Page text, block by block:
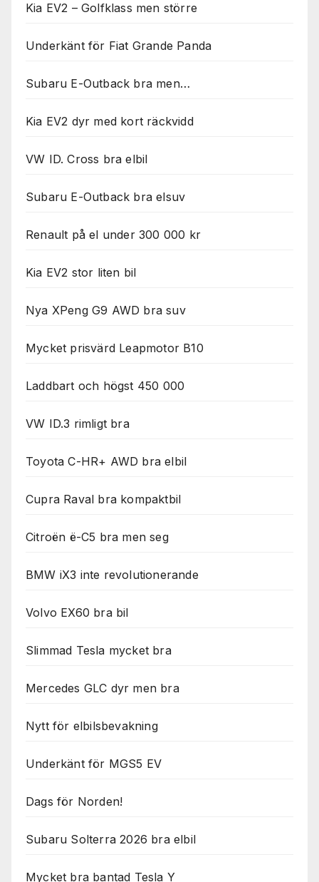
Kia EV2 – Golfklass men större
Underkänt för Fiat Grande Panda
Subaru E-Outback bra men…
Kia EV2 dyr med kort räckvidd
VW ID. Cross bra elbil
Subaru E-Outback bra elsuv
Renault på el under 300 000 kr
Kia EV2 stor liten bil
Nya XPeng G9 AWD bra suv
Mycket prisvärd Leapmotor B10
Laddbart och högst 450 000
VW ID.3 rimligt bra
Toyota C-HR+ AWD bra elbil
Cupra Raval bra kompaktbil
Citroën ë-C5 bra men seg
BMW iX3 inte revolutionerande
Volvo EX60 bra bil
Slimmad Tesla mycket bra
Mercedes GLC dyr men bra
Nytt för elbilsbevakning
Underkänt för MGS5 EV
Dags för Norden!
Subaru Solterra 2026 bra elbil
Mycket bra bantad Tesla Y